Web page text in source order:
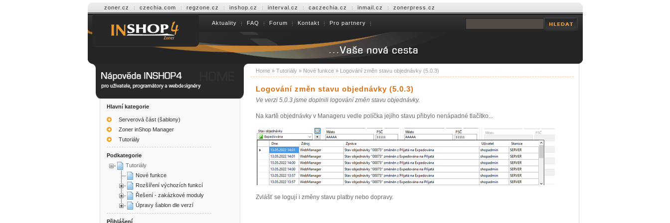
zoner.cz czechia.com regzone.cz inshop.cz interval.cz caczechia.cz inmail.cz zonerpress.cz
Help INSHOP4 Aktuality FAQ Forum Kontakt Pro partnery
Hlavní kategorie
Serverová část (šablony)
Zoner inShop Manager
Tutoriály
Podkategorie
Tutoriály
Nové funkce
Rozšíření výchozích funkcí
Řešení - zakázkové moduly
Úpravy šablon dle verzí
Přihlášení
Home» Tutoriály» Nové funkce» Logování změn stavu objednávky (5.0.3)
Logování změn stavu objednávky (5.0.3)
Ve verzi 5.0.3 jsme doplnili logování změn stavu objednávky.
Na kartě objednávky v Manageru vedle políčka jejího stavu přibylo nenápadné tlačítko...
Zvlášť se logují i změny stavu platby nebo dopravy.